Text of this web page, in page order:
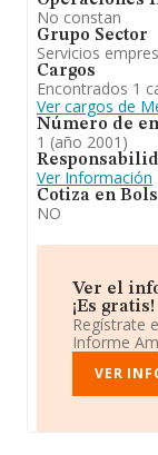
No constan
Grupo Sector
Servicios
Cargos
Encontrados 1
Ver cargos de
Número de
1 (año 2001)
Ver Información
Cotiza en
NO
Ver el
¡Es gratis!
Regístrate
Informe
VER